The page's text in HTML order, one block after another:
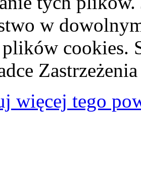
w
cookies.
więcej tego